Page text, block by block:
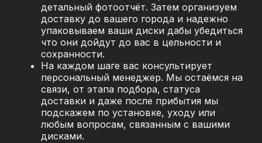
детальный фотоотчёт. Затем организуем
доставку до вашего города и надежно
упаковываем ваши диски дабы убедиться
что они дойдут до вас в цельности и
сохранности.
На каждом шаге вас консультирует
персональный менеджер. Мы остаёмся на
связи, от этапа подбора, статуса
доставки и даже после прибытия мы
подскажем по установке, уходу или
любым вопросам, связанным с вашими
дисками.